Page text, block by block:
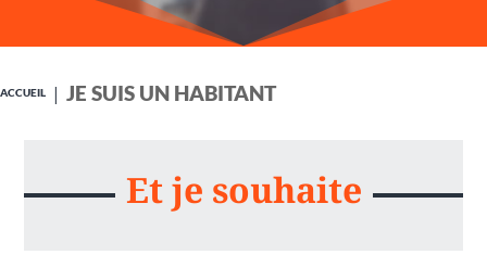
ACCUEIL JE SUIS UN HABITANT
Et je souhaite